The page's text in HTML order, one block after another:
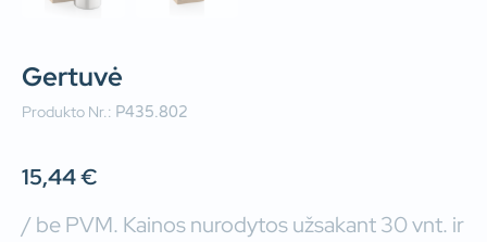
Gertuvė
Produkto Nr.: P435.802
15,44€
/ be PVM. Kainos nurodytos užsakant 30 vnt. ir